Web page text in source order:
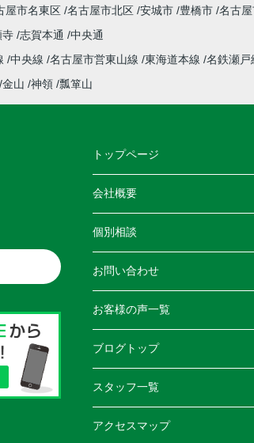
屋市名東区 名古屋市北区 安城市 豊橋市 名古
寺 志賀本通
中央通
中央線 名古屋市営東山線 東海道本線 名鉄瀬
金山 神領 瓢箪山
トップページ
会社概要
個別相談
お問い合わせ
お客様の声一覧
ブログトップ
スタッフ一覧
アクセスマップ